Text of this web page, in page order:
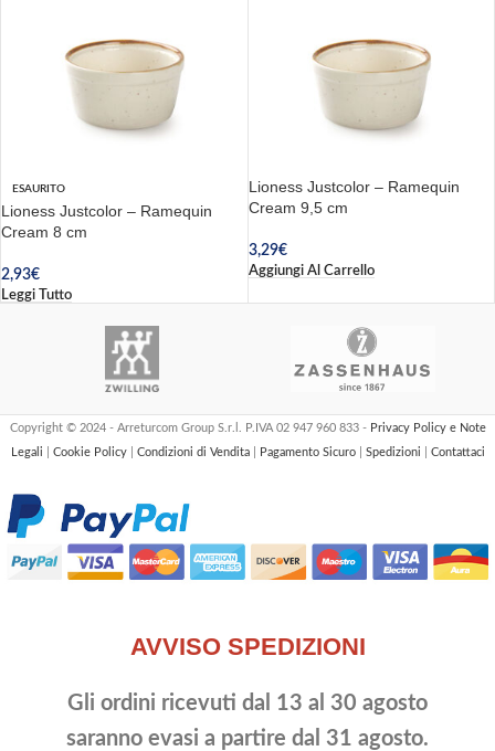
ESAURITO
Lioness Justcolor – Ramequin
Cream 8 cm
2,93€
Leggi Tutto
Lioness Justcolor – Ramequin
Cream 9,5 cm
3,29€
Aggiungi Al Carrello
Copyright © 2024 - Arreturcom Group S.r.l. P.IVA 02 947 960 833 - Privacy Policy e Note
Legali
Cookie Policy Condizioni di Vendita Pagamento Sicuro Spedizioni Contattaci
AVVISO SPEDIZIONI
Gli ordini ricevuti dal 13 al 30 agosto
saranno evasi a partire dal 31 agosto.